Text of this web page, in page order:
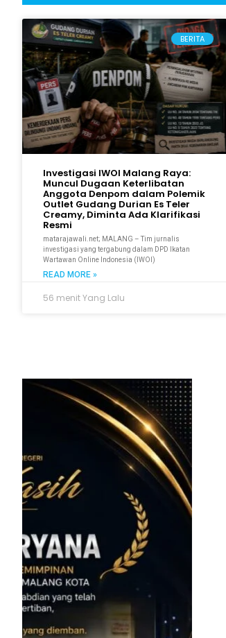
BERITA
Investigasi IWOI Malang Raya:
Muncul Dugaan Keterlibatan
Anggota Denpom dalam Polemik
Outlet Gudang Durian Es Teler
Creamy, Diminta Ada Klarifikasi
Resmi
matarajawali.net; MALANG – Tim jurnalis
investigasi yang tergabung dalam DPD Ikatan
Wartawan Online Indonesia (IWOI)
READ MORE »
56 menit Yang Lalu